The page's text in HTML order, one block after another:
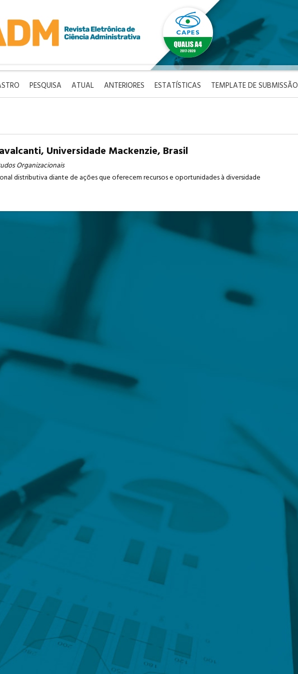
PESQUISA ATUAL ANTERIORES ESTATÍSTICAS TEMPLATE DE SUBMISSÃO
Universidade Mackenzie, Brasil
Organizacionais
distributiva diante de ações que oferecem recursos e oportunidades à diversidade